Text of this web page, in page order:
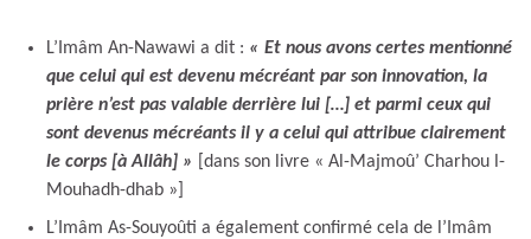
L’Imâm An-Nawawi a dit : « Et nous avons certes mentionné
que celui qui est devenu mécréant par son innovation, la
prière n’est pas valable derrière lui […] et parmi ceux qui
sont devenus mécréants il y a celui qui attribue clairement
le corps [à Allâh] »
[dans son livre « Al-Majmoû’ Charhou l-
Mouhadh-dhab »]
L’Imâm As-Souyoûti a également confirmé cela de l’Imâm